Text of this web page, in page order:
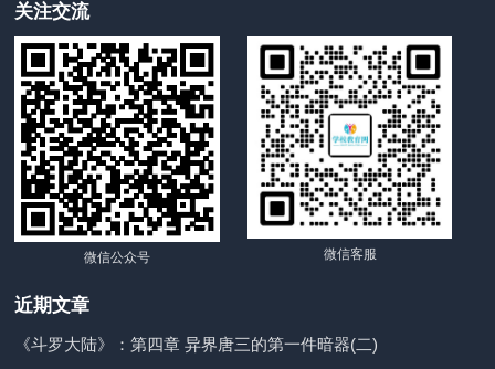
关注交流
微信公众号 微信客服
近期文章
《斗罗大陆》：第四章 异界唐三的第一件暗器(二)